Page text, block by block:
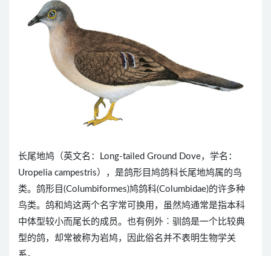
长尾地鸠（英文名：Long-tailed Ground Dove，学名：
Uropelia campestris），是鸽形目鸠鸽科长尾地鸠属的鸟
类。鸽形目(Columbiformes)鸠鸽科(Columbidae)的许多种
鸟类。鸽和鸠这两个名字常可换用，虽然鸠通常是指本科
中体型较小而尾长的成员。也有例外︰驯鸽是一个比较典
型的鸽，却常被称为岩鸠，因此俗名并不表明生物学关